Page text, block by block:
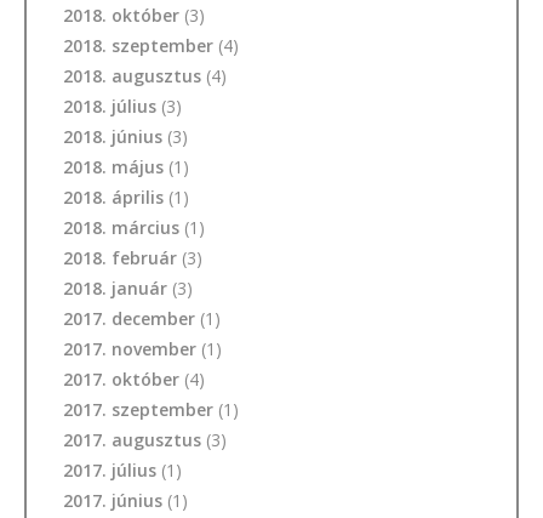
2018. október (3)
2018. szeptember (4)
2018. augusztus (4)
2018. július (3)
2018. június (3)
2018. május (1)
2018. április (1)
2018. március (1)
2018. február (3)
2018. január (3)
2017. december (1)
2017. november (1)
2017. október (4)
2017. szeptember (1)
2017. augusztus (3)
2017. július (1)
2017. június (1)